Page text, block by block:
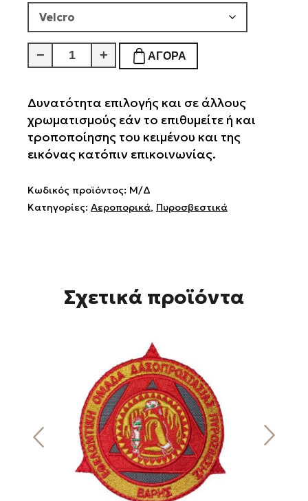
−
Fliegerhorst
Feuerwehr
+ ΑΓΟΡΆ
Δυνατότητα επιλογής και σε άλλους
χρωματισμούς εάν το επιθυμείτε ή και
τροποποίησης του κειμένου και της
εικόνας κατόπιν επικοινωνίας.
Κωδικός προϊόντος: Μ/Δ
Κατηγορίες: Αεροπορικά, Πυροσβεστικά
Σχετικά προϊόντα